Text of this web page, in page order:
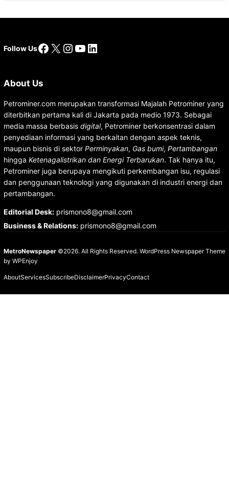
Follow UsFacebook
X Instagram
YouTube
LinkedIn
About Us
Petrominer.com merupakan transformasi Majalah Petrominer yang
diterbitkan pertama kali di Jakarta pada medio 1973. Sebagai
media massa berbasis digital, Petrominer berkonsentrasi dalam
penyediaan informasi yang berkaitan dengan aspek teknis,
maupun bisnis di sektor Perminyakan, Gas bumi, Pertambangan
hingga Ketenagalistrikan dan Energi Terbarukan. Tak hanya itu,
Petrominer juga berupaya mengikuti perkembangan isu, regulasi
dan penggunaan teknologi yang digunakan di industri energi dan
pertambangan.
Editorial Desk:prismono8@gmail.com
Business & Relations:prismono8@gmail.com
MetroNewspaper©2026. All Rights Reserved. WordPress Newspaper Theme
by WPEnjoy
AboutServicesSubscribeDisclaimerPrivacyContact